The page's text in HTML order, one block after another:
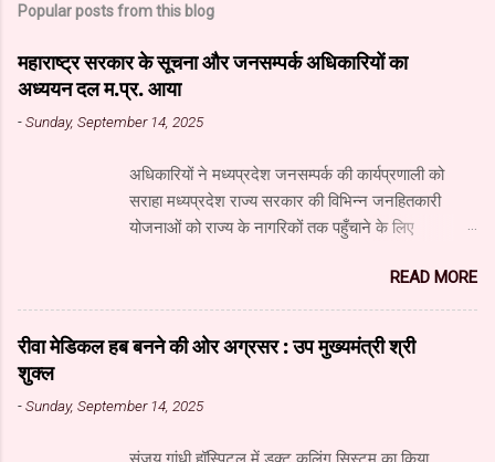
Popular posts from this blog
महाराष्ट्र सरकार के सूचना और जनसम्पर्क अधिकारियों का
अध्ययन दल म.प्र. आया
-Sunday, September 14, 2025
अधिकारियों ने मध्यप्रदेश जनसम्पर्क की कार्यप्रणाली को
सराहा मध्यप्रदेश राज्य सरकार की विभिन्न जनहितकारी
योजनाओं को राज्य के नागरिकों तक पहुँचाने के लिए
उपयोग कर रहा है। यहाँ पारंपरिक माध्यमों के साथ नवीनतम
डिजिटल और सोशल मीडिया का भी प्रभावी ढंग से उपयोग
किया जा रहा है। महाराष्ट्र सरकार के सूचना और जनसंपर्क
महानिदेशालय के वरिष्ठ अधिकारियों के अध्ययन दल ने
विभाग एवं माध्यम संस्थान के कार्यों की विस्तृत जानकारी प्राप्त
READ MORE
रीवा मेडिकल हब बनने की ओर अग्रसर : उप मुख्यमंत्री श्री
शुक्ल
-Sunday, September 14, 2025